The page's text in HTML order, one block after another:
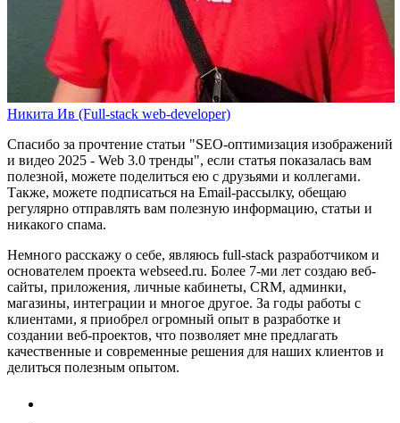
Никита Ив (Full-stack web-developer)
Спасибо за прочтение статьи "SEO-оптимизация изображений
и видео 2025 - Web 3.0 тренды", если статья показалась вам
полезной, можете поделиться ею с друзьями и коллегами.
Также, можете подписаться на Email-рассылку, обещаю
регулярно отправлять вам полезную информацию, статьи и
никакого спама.
Немного расскажу о себе, являюсь full-stack разработчиком и
основателем проекта webseed.ru. Более 7-ми лет создаю веб-
сайты, приложения, личные кабинеты, CRM, админки,
магазины, интеграции и многое другое. За годы работы с
клиентами, я приобрел огромный опыт в разработке и
создании веб-проектов, что позволяет мне предлагать
качественные и современные решения для наших клиентов и
делиться полезным опытом.